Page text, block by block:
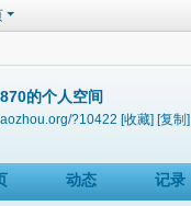
的个人空间
?10422 [收藏] [复制]
动态 记录